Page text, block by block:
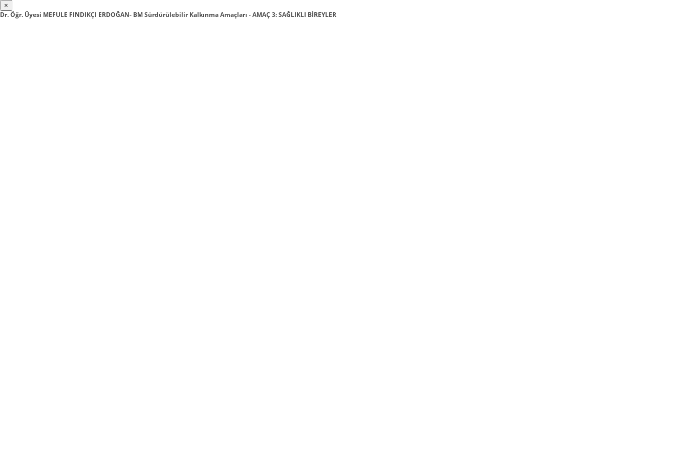
×
Dr. Öğr. Üyesi MEFULE FINDIKÇI ERDOĞAN- BM Sürdürülebilir Kalkınma Amaçları - AMAÇ 3: SAĞLIKLI BİREYLER